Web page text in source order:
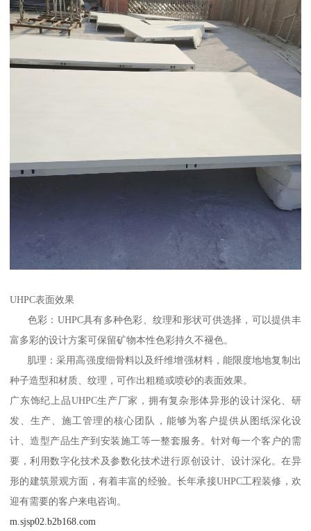
UHPC表面效果
色彩：UHPC具有多种色彩、纹理和形状可供选择，可以提供丰
富多彩的设计方案可保留矿物本性色彩持久不褪色。
肌理：采用高强度细骨料以及纤维增强材料，能限度地地复制出
种子造型和材质、纹理，可作出粗糙或喷砂的表面效果。
广东饰纪上品UHPC生产厂家，拥有复杂形体异形的设计深化、研
发、生产、施工管理的核心团队，能够为客户提供从图纸深化设
计、造型产品生产到安装施工等一整套服务。针对每一个客户的需
要，利用数字化技术及参数化技术进行原创设计、设计深化。在异
形的建筑景观方面，有着丰富的经验。长年承接UHPC工程装修，欢
迎有需要的客户来电咨询。
m.sjsp02.b2b168.com